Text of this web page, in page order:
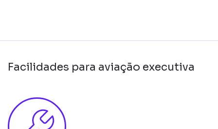
Facilidades para aviação executiva